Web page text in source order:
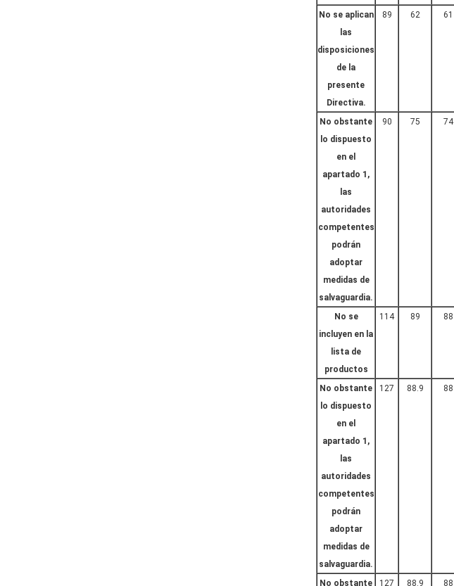
No se aplican
las
disposiciones
de la
presente
Directiva.
89 62 61
No obstante
lo dispuesto
en el
apartado 1,
las
autoridades
competentes
podrán
adoptar
medidas de
salvaguardia.
90 75 74
No se
incluyen en la
lista de
productos
114 89 88
No obstante
lo dispuesto
en el
apartado 1,
las
autoridades
competentes
podrán
adoptar
medidas de
salvaguardia.
127 88.9 88
No obstante 127 88.9 88